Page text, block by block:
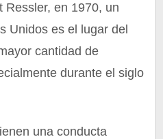
Ressler, en 1970, un
Unidos es el lugar del
cantidad de
durante el siglo
una conducta